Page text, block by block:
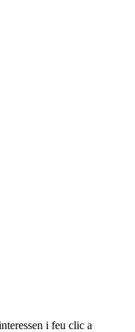
i feu clic a